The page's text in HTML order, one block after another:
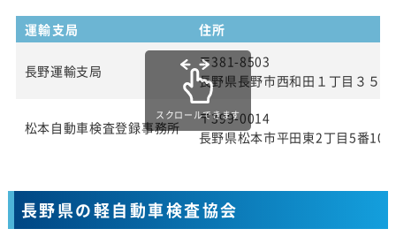
運輸支局 住所
長野運輸支局
〒381-8503
長野県長野市西和田１丁目３５
松本自動車検査登録事務所
〒399-0014
長野県松本市平田東2丁目5番10
スクロールできます
長野県の軽自動車検査協会